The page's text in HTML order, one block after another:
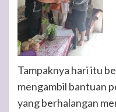
Tampaknya hari itu
mengambil bantuan
yang berhalangan